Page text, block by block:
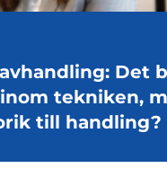
Det
tekniken,
till handling?